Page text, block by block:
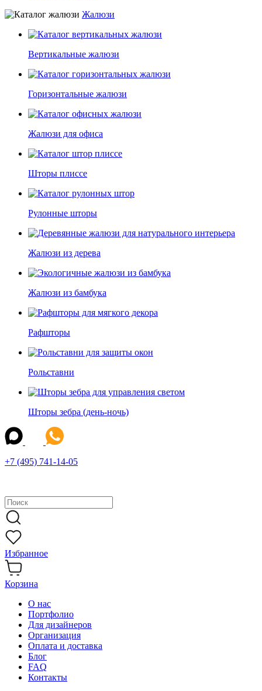
Жалюзи
Вертикальные жалюзи
Горизонтальные жалюзи
Жалюзи для офиса
Шторы плиссе
Рулонные шторы
Жалюзи из дерева
Жалюзи из бамбука
Рафшторы
Рольставни
Шторы зебра (день-ночь)
+7 (495) 741-14-05
Избранное
Корзина
О нас
Портфолио
Для дизайнеров
Организация
Оплата и доставка
Блог
FAQ
Контакты